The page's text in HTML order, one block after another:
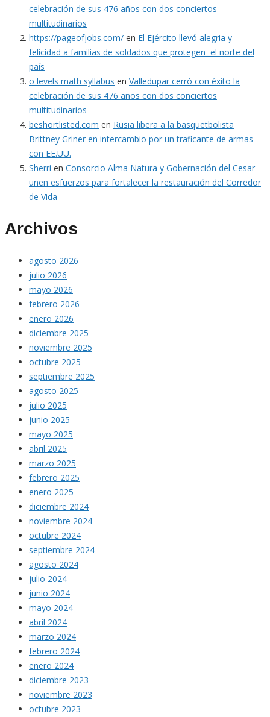
celebración de sus 476 años con dos conciertos
multitudinarios
https://pageofjobs.com/ en El Ejército llevó alegria y
felicidad a familias de soldados que protegen el norte del
país
o levels math syllabus en Valledupar cerró con éxito la
celebración de sus 476 años con dos conciertos
multitudinarios
beshortlisted.com en Rusia libera a la basquetbolista
Brittney Griner en intercambio por un traficante de armas
con EE.UU.
Sherri en Consorcio Alma Natura y Gobernación del Cesar
unen esfuerzos para fortalecer la restauración del Corredor
de Vida
Archivos
agosto 2026
julio 2026
mayo 2026
febrero 2026
enero 2026
diciembre 2025
noviembre 2025
octubre 2025
septiembre 2025
agosto 2025
julio 2025
junio 2025
mayo 2025
abril 2025
marzo 2025
febrero 2025
enero 2025
diciembre 2024
noviembre 2024
octubre 2024
septiembre 2024
agosto 2024
julio 2024
junio 2024
mayo 2024
abril 2024
marzo 2024
febrero 2024
enero 2024
diciembre 2023
noviembre 2023
octubre 2023